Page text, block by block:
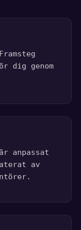
dig genom
anpassat
av